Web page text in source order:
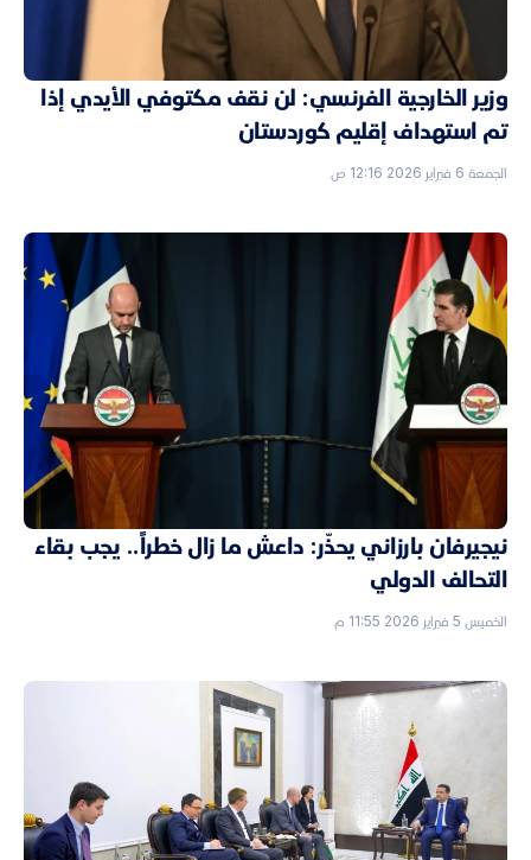
وزير الخارجية الفرنسي: لن نقف مكتوفي الأيدي إذا
تم استهداف إقليم كوردستان
الجمعة 6 فبراير 2026 12:16 ص
نيجيرفان بارزاني يحذّر: داعش ما زال خطراً.. يجب بقاء
التحالف الدولي
الخميس 5 فبراير 2026 11:55 م